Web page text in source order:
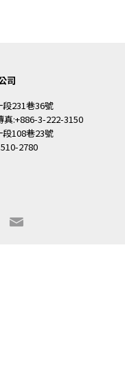
司
231巷36號
:+886-3-222-3150
108巷23號
2780